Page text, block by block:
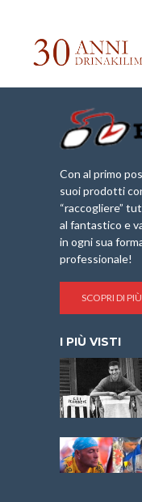
Con al primo
suoi prodotti
“raccogliere”
al fantastico e
in ogni sua
professionale!
SCOPRI DI PIÙ
I PIÙ VISTI